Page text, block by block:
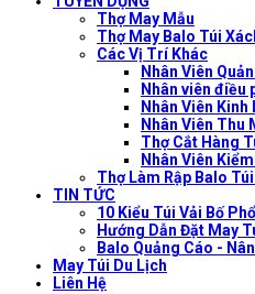
Thợ May Mẫu
Thợ May Balo Túi
Các Vị Trí Khác
Nhân Viên
Nhân viên điều
Nhân Viên Kinh
Nhân Viên Thu
Thợ Cắt Hàng
Nhân Viên
Thợ Làm Rập Balo
TIN TỨC
10 Kiểu Túi Vải Bố
Hướng Dẫn Đặt May
Balo Quảng Cáo -
May Túi Du Lịch
Liên Hệ